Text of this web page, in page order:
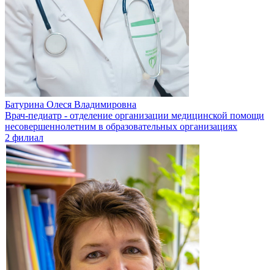
Батурина Олеся Владимировна
Врач-педиатр - отделение организации медицинской помощи
несовершеннолетним в образовательных организациях
2 филиал